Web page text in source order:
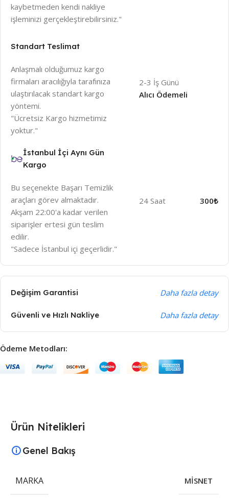
kaybetmeden kendi nakliye
işleminizi gerçekleştirebilirsiniz."
Standart Teslimat
Anlaşmalı olduğumuz kargo
firmaları aracılığıyla tarafınıza
ulaştırılacak standart kargo
yöntemi.
"Ücretsiz Kargo hizmetimiz
yoktur."
2-3 İş Günü
Alıcı Ödemeli
İstanbul İçi Aynı Gün
Kargo
Bu seçenekte Başarı Temizlik
araçları görev almaktadır.
Akşam 22:00'a kadar verilen
siparişler ertesi gün teslim
edilir.
"Sadece İstanbul içi geçerlidir."
24 Saat 300₺
Değişim Garantisi Daha fazla detay
Güvenli ve Hızlı Nakliye Daha fazla detay
Ödeme Metodları:
Ürün Nitelikleri
Genel Bakış
MARKA MİSNET